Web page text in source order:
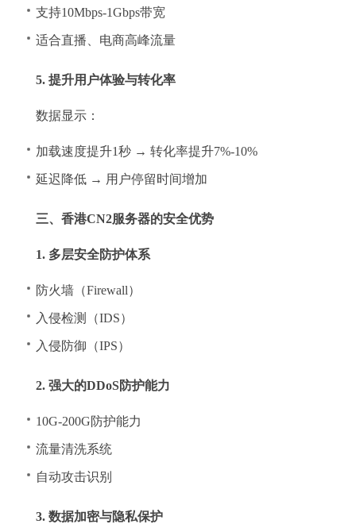
支持10Mbps-1Gbps带宽
适合直播、电商高峰流量
5. 提升用户体验与转化率
数据显示：
加载速度提升1秒 → 转化率提升7%-10%
延迟降低 → 用户停留时间增加
三、香港CN2服务器的安全优势
1. 多层安全防护体系
防火墙（Firewall）
入侵检测（IDS）
入侵防御（IPS）
2. 强大的DDoS防护能力
10G-200G防护能力
流量清洗系统
自动攻击识别
3. 数据加密与隐私保护